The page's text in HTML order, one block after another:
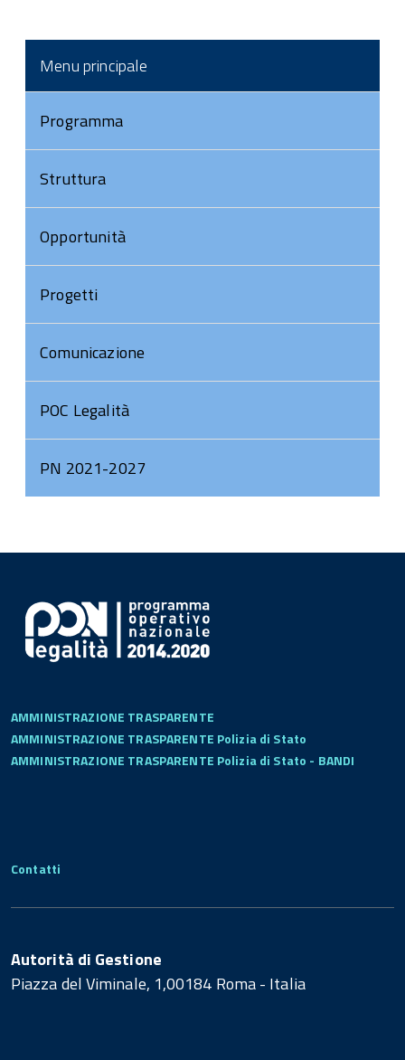
Menu principale
Programma
Struttura
Opportunità
Progetti
Comunicazione
POC Legalità
PN 2021-2027
AMMINISTRAZIONE TRASPARENTE
AMMINISTRAZIONE TRASPARENTE Polizia di Stato
AMMINISTRAZIONE TRASPARENTE Polizia di Stato - BANDI
Contatti
Autorità di Gestione
Piazza del Viminale, 1,00184 Roma - Italia